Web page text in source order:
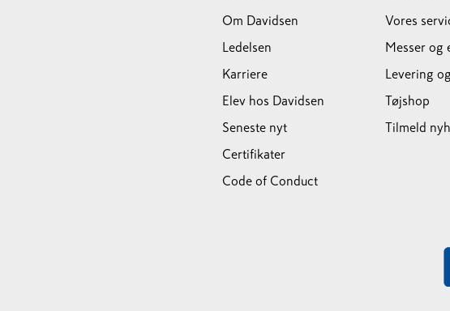
Om Davidsen
Ledelsen
Karriere
Elev hos Davidsen
Seneste nyt
Certifikater
Code of Conduct
Vores
Messer og
Levering
Tøjshop
Tilmeld